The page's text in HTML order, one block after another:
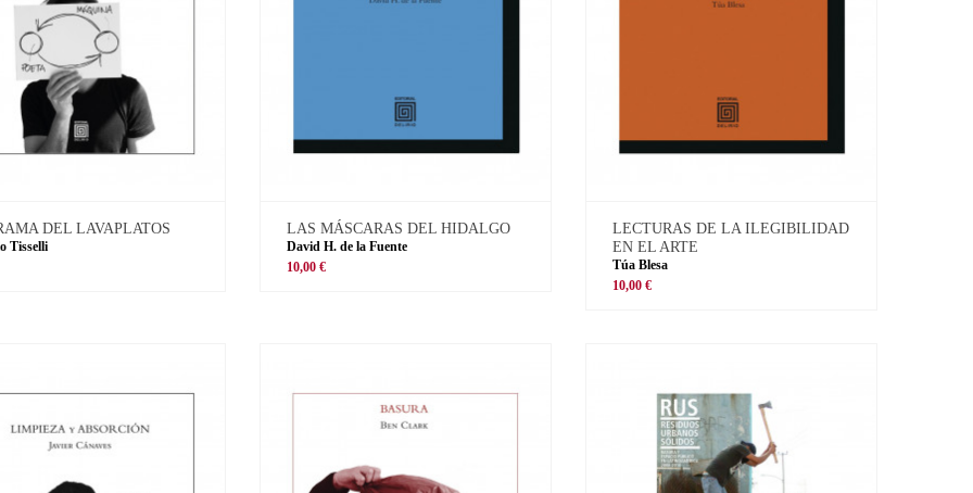
DEL LAVAPLATOS
Tisselli
LAS MÁSCARAS DEL HIDALGO
David H. de la Fuente
10,00 €
LECTURAS DE LA ILEGIBILIDAD
EN EL ARTE
Túa Blesa
10,00 €